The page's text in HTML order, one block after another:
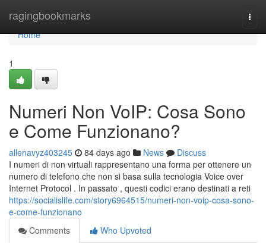
ragingbookmarks
Home
Home
1
Numeri Non VoIP: Cosa Sono
e Come Funzionano?
allenavyz403245 84 days ago News
Discuss
I numeri di non virtuali rappresentano una forma per ottenere un
numero di telefono che non si basa sulla tecnologia Voice over
Internet Protocol . In passato , questi codici erano destinati a reti
https://socialislife.com/story6964515/numeri-non-voip-cosa-sono-
e-come-funzionano
Comments
Who Upvoted